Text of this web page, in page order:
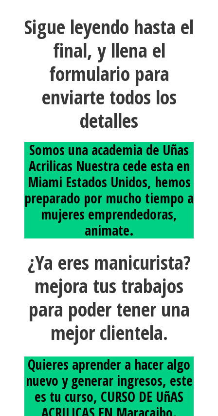
Sigue leyendo hasta el
final, y llena el
formulario para
enviarte todos los
detalles
Somos una academia de Uñas
Acrilicas Nuestra cede esta en
Miami Estados Unidos, hemos
preparado por mucho tiempo a
mujeres emprendedoras,
animate.
¿Ya eres manicurista?
mejora tus trabajos
para poder tener una
mejor clientela.
Quieres aprender a hacer algo
nuevo y generar ingresos, este
es tu curso, CURSO DE UñAS